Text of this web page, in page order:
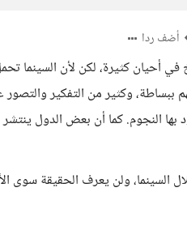
أضف ردا
أحيان كثيرة، لكن لأن السينما
وكثير من التفكير
بها النجوم. كما أن بعض الدول
السينما، ولن يعرف الحقيقة سوى